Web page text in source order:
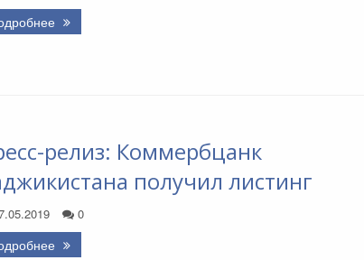
релиз: Коммербцанк
получил листинг
0